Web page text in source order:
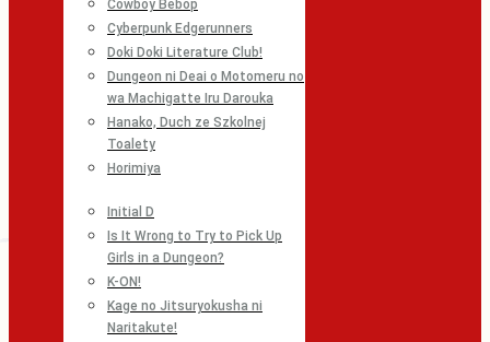
Cowboy Bebop
Cyberpunk Edgerunners
Doki Doki Literature Club!
Dungeon ni Deai o Motomeru no
wa Machigatte Iru Darouka
Hanako, Duch ze Szkolnej
Toalety
Horimiya
Initial D
Is It Wrong to Try to Pick Up
Girls in a Dungeon?
K-ON!
Kage no Jitsuryokusha ni
Naritakute!